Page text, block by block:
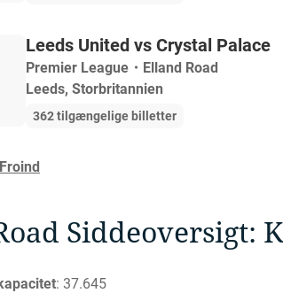
Leeds United vs Crystal Palace
Premier League ・ Elland Road
Leeds, Storbritannien
362 tilgængelige billetter
Siddeoversigt:
: 37.645